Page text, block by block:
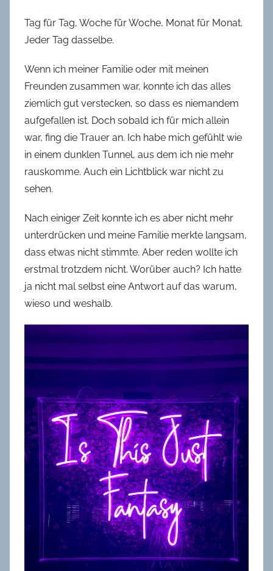
Tag für Tag, Woche für Woche, Monat für Monat.
Jeder Tag dasselbe.
Wenn ich meiner Familie oder mit meinen
Freunden zusammen war, konnte ich das alles
ziemlich gut verstecken, so dass es niemandem
aufgefallen ist. Doch sobald ich für mich allein
war, fing die Trauer an. Ich habe mich gefühlt wie
in einem dunklen Tunnel, aus dem ich nie mehr
rauskomme. Auch ein Lichtblick war nicht zu
sehen.
Nach einiger Zeit konnte ich es aber nicht mehr
unterdrücken und meine Familie merkte langsam,
dass etwas nicht stimmte. Aber reden wollte ich
erstmal trotzdem nicht. Worüber auch? Ich hatte
ja nicht mal selbst eine Antwort auf das warum,
wieso und weshalb.